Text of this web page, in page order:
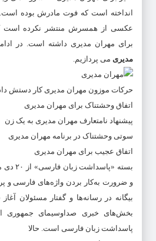
انداخته است که فوت مادرش بوده است.
عکسی از همسرش منتشر نکرده است
برای مهران مدیری داشته است. در
مدیری می پردازیم.
حرکات موزون مهران مدیری کار دستش
اتفاق وحشتناک برای مهران مدیری
پیشنهاد نامتعارف مهران مدیری به یک زن
سوتی وحشتناک در برنامه مهران مدیری
اتفاق عجیب برای مهران مدیری
و ضرورت به‌کار بردن واژه‌های فارسی و
بیگانه در رسانه‌ها و گفتار مسئولان
بخش‌های خبری صداوسیمای جمهوری
پاسداشت زبان فارسی است. حالا